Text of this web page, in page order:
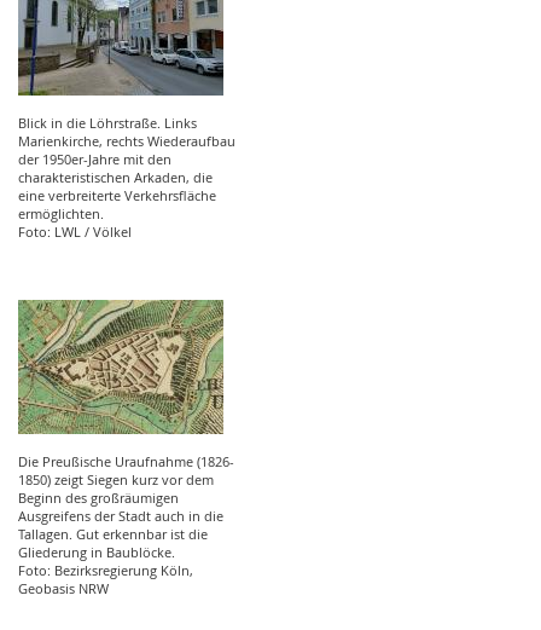
Blick in die Löhrstraße. Links
Marienkirche, rechts Wiederaufbau
der 1950er-Jahre mit den
charakteristischen Arkaden, die
eine verbreiterte Verkehrsfläche
ermöglichten.
Foto: LWL / Völkel
Die Preußische Uraufnahme (1826-
1850) zeigt Siegen kurz vor dem
Beginn des großräumigen
Ausgreifens der Stadt auch in die
Tallagen. Gut erkennbar ist die
Gliederung in Baublöcke.
Foto: Bezirksregierung Köln,
Geobasis NRW